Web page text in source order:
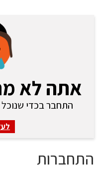
אתה לא
התחבר בכדי
התחברות